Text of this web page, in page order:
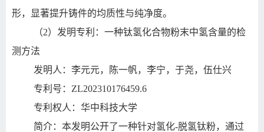
形，显著提升铸件的均质性与纯净度。
（2）发明专利：一种钛氢化合物粉末中氢含量的检
测方法
发明人：李元元，陈一帆，李宁，于尧，伍仕兴
专利号：ZL202310176459.6
专利权人：华中科技大学
简介：本发明公开了一种针对氢化-脱氢钛粉，通过